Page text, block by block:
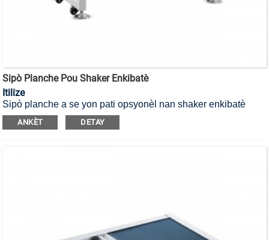
Sipò Planche Pou Shaker Enkibatè
Itilize
Sipò planche a se yon pati opsyonèl nan shaker enkibatè
a,pou satisfè demann itilizatè a pou operasyon pratik nan
shaker la.
ANKÈT DETAY